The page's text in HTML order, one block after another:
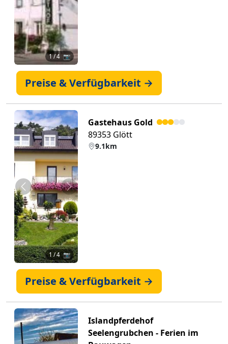
1/ 4 📷
Preise & Verfügbarkeit →
Zurück Weiter
1/ 4 📷
Gastehaus Gold
89353 Glött
9.1km
Preise & Verfügbarkeit →
Islandpferdehof
Seelengrubchen - Ferien im